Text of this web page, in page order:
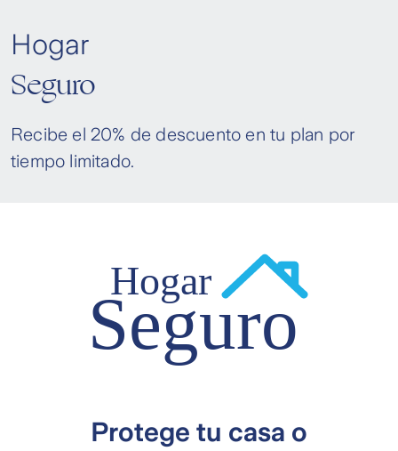
Hogar
Seguro
Recibe el 20% de descuento en tu plan por
tiempo limitado.
Protege tu casa o